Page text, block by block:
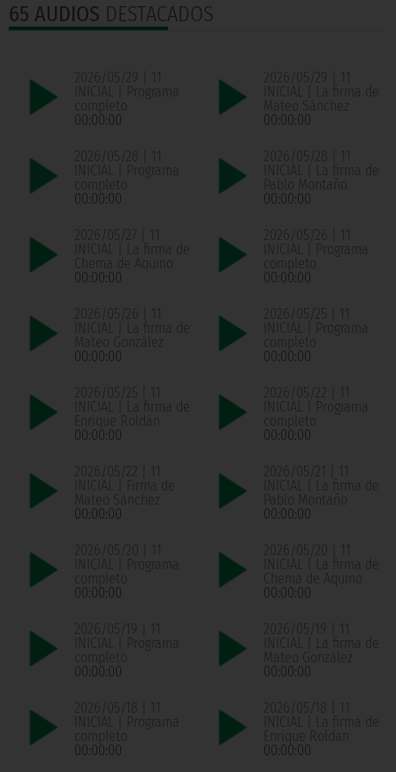
65 AUDIOS DESTACADOS
2026/05/29 | 11
INICIAL | Programa
completo
00:00:00
2026/05/29 | 11
INICIAL | La firma de
Mateo Sánchez
00:00:00
2026/05/28 | 11
INICIAL | Programa
completo
00:00:00
2026/05/28 | 11
INICIAL | La firma de
Pablo Montaño
00:00:00
2026/05/27 | 11
INICIAL | La firma de
Chema de Aquino
00:00:00
2026/05/26 | 11
INICIAL | Programa
completo
00:00:00
2026/05/26 | 11
INICIAL | La firma de
Mateo González
00:00:00
2026/05/25 | 11
INICIAL | Programa
completo
00:00:00
2026/05/25 | 11
INICIAL | La firma de
Enrique Roldán
00:00:00
2026/05/22 | 11
INICIAL | Programa
completo
00:00:00
2026/05/22 | 11
INICIAL | Firma de
Mateo Sánchez
00:00:00
2026/05/21 | 11
INICIAL | La firma de
Pablo Montaño
00:00:00
2026/05/20 | 11
INICIAL | Programa
completo
00:00:00
2026/05/20 | 11
INICIAL | La firma de
Chema de Aquino
00:00:00
2026/05/19 | 11
INICIAL | Programa
completo
00:00:00
2026/05/19 | 11
INICIAL | La firma de
Mateo González
00:00:00
2026/05/18 | 11
INICIAL | Programa
completo
00:00:00
2026/05/18 | 11
INICIAL | La firma de
Enrique Roldan
00:00:00